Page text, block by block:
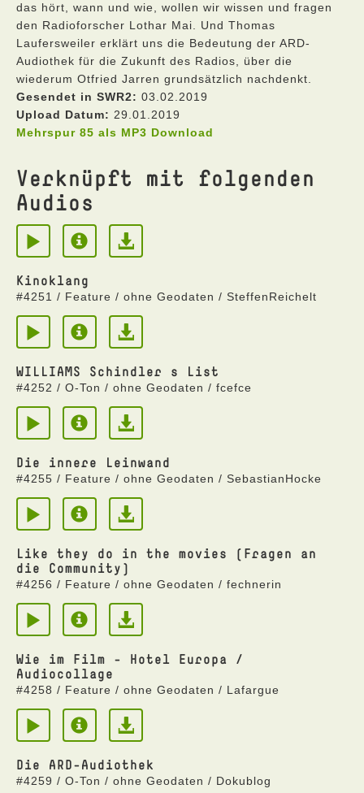
das hört, wann und wie, wollen wir wissen und fragen
den Radioforscher Lothar Mai. Und Thomas
Laufersweiler erklärt uns die Bedeutung der ARD-
Audiothek für die Zukunft des Radios, über die
wiederum Otfried Jarren grundsätzlich nachdenkt.
Gesendet in SWR2: 03.02.2019
Upload Datum: 29.01.2019
Mehrspur 85 als MP3 Download
Verknüpft mit folgenden
Audios
Kinoklang
#4251 / Feature / ohne Geodaten / SteffenReichelt
WILLIAMS Schindler s List
#4252 / O-Ton / ohne Geodaten / fcefce
Die innere Leinwand
#4255 / Feature / ohne Geodaten / SebastianHocke
Like they do in the movies (Fragen an
die Community)
#4256 / Feature / ohne Geodaten / fechnerin
Wie im Film - Hotel Europa /
Audiocollage
#4258 / Feature / ohne Geodaten / Lafargue
Die ARD-Audiothek
#4259 / O-Ton / ohne Geodaten / Dokublog